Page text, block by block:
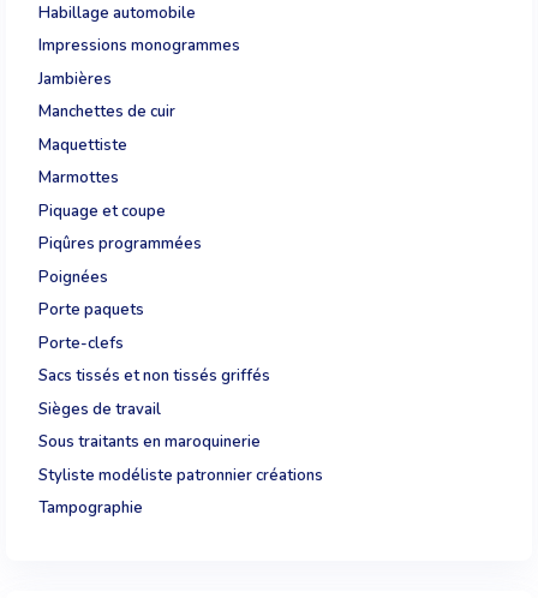
Habillage automobile
Impressions monogrammes
Jambières
Manchettes de cuir
Maquettiste
Marmottes
Piquage et coupe
Piqûres programmées
Poignées
Porte paquets
Porte-clefs
Sacs tissés et non tissés griffés
Sièges de travail
Sous traitants en maroquinerie
Styliste modéliste patronnier créations
Tampographie